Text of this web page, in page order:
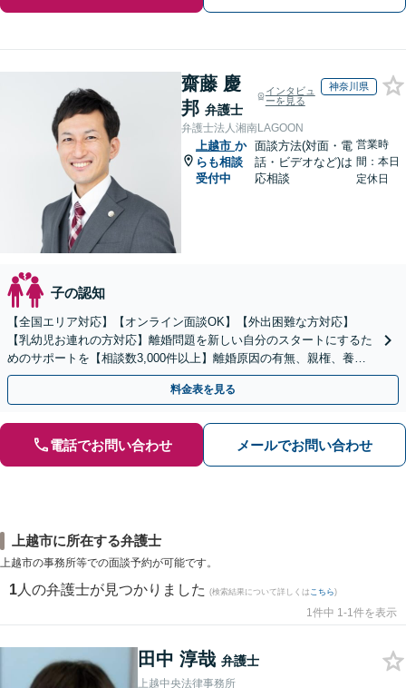
齋藤 慶
邦 弁護士
インタビュ
ーを見る
神奈川県
弁護士法人湘南LAGOON
上越市 か
らも相談
受付中
面談方法(対面・電
話・ビデオなど)は
応相談
営業時
間：本日
定休日
子の認知
【全国エリア対応】【オンライン面談OK】【外出困難な方対応】
【乳幼児お連れの方対応】離婚問題を新しい自分のスタートにするた
めのサポートを【相談数3,000件以上】離婚原因の有無、親権、養育
費、財産分与、慰謝料請求【夜間・休日相談可】
料金表を見る
電話でお問い合わせ メールでお問い合わせ
上越市に所在する弁護士
上越市の事務所等での面談予約が可能です。
1 人の弁護士が見つかりました (検索結果について詳しくは こちら)
1件中 1-1件を表示
田中 淳哉 弁護士
上越中央法律事務所